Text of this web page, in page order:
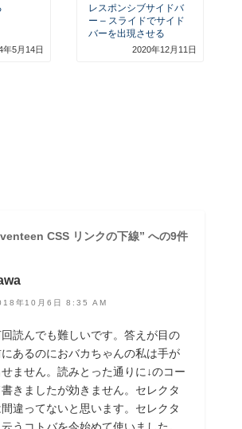
年5月14日
レスポンシブサイドバ
ー – スライドでサイド
バーを出現させる
2020年12月11日
CSS リンクの下線” への9件
年10月6日 8:35 AM
読んでも難しいです。答えが目の
あるのにおバカちゃんの私は手が
せません。読みとった通りに↓のコー
書きましたが効きません。セレクタ
間違ってないと思います。セレクタ
云うコトバを今始めて使いました。